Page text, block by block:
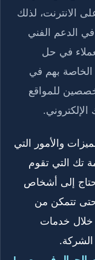
الانترنت، لذلك
الدعم الفني
في حل
بهم في
للمواقع
الإلكتروني.
والأمور التي
تك التي تقوم
إلى أشخاص
تتمكن من
خلال خدمات